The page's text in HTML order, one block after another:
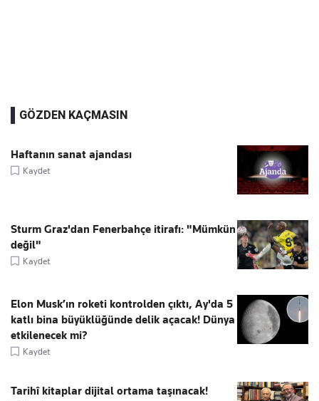
GÖZDEN KAÇMASIN
Haftanın sanat ajandası
Kaydet
Sturm Graz'dan Fenerbahçe itirafı: "Mümkün
değil"
Kaydet
Elon Musk’ın roketi kontrolden çıktı, Ay'da 5
katlı bina büyüklüğünde delik açacak! Dünya
etkilenecek mi?
Kaydet
Tarihî kitaplar dijital ortama taşınacak!